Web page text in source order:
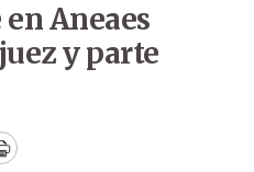
Aneaes
y parte
Print